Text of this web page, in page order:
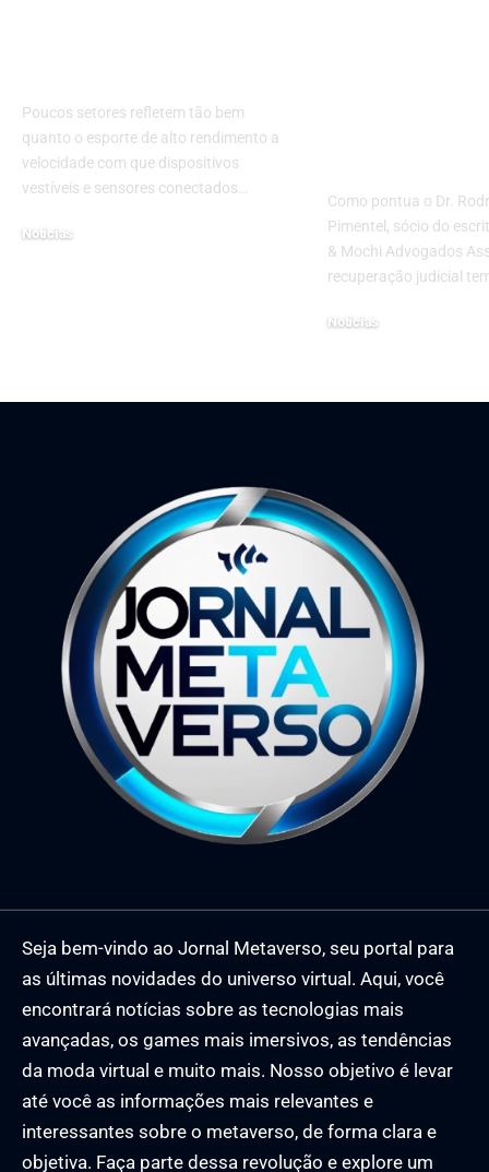
Poucos setores refletem tão bem
quanto o esporte de alto rendimento a
velocidade com que dispositivos
vestíveis e sensores conectados…
Notícias
Como pontua o Dr.
Pimentel, sócio do
& Mochi Advogados
recuperação judicial
Notícias
Seja bem-vindo ao Jornal Metaverso, seu portal para
as últimas novidades do universo virtual. Aqui, você
encontrará notícias sobre as tecnologias mais
avançadas, os games mais imersivos, as tendências
da moda virtual e muito mais. Nosso objetivo é levar
até você as informações mais relevantes e
interessantes sobre o metaverso, de forma clara e
objetiva. Faça parte dessa revolução e explore um